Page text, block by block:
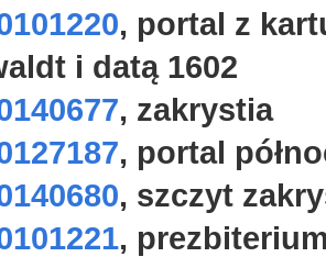
, portal z
i datą 1602
, zakrystia
, portal
, szczyt
,